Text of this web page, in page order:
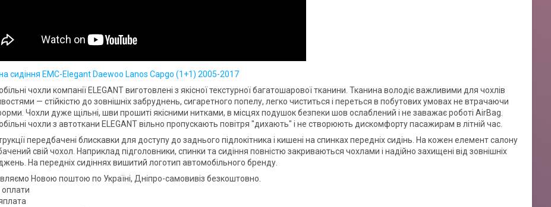
сидіння EMC-Elegant Daewoo Lanos Capgo (1+1) 2005-2017
чохли компанії ELEGANT виготовлені з якісної текстурної багатошарової тканини. Тканина володіє важливими для чохлів
— стійкістю до зовнішніх забруднень, сигаретного попелу, легко чиститься і переться в побутових умовах не втрачаючи
Чохли дуже щільні, шви прошиті якісними нитками, в місцях подушок безпеки шов ослаблений і не заважає роботі AirBag.
чохли з автоткани ELEGANT вільно пропускають повітря "дихають" і не створюють дискомфорту пасажирам в літній час.
передбачені блискавки для доступу до заднього підлокітника і кишені на спинках передніх сидінь. На кожен елемент салону
свій чохол. Наприклад підголовники, спинки та сидіння повністю закриваються чохлами і надійно захищені від зовнішніх
На передніх сидіннях вишитий логотип автомобільного бренду.
Новою поштою по Україні, Дніпро-самовивіз безкоштовно.